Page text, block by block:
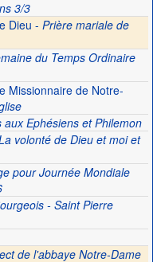
3/3
Dieu - Prière mariale de
du Temps Ordinaire
Missionnaire de Notre-
Ephésiens et Philemon
volonté de Dieu et moi et
pour Journée Mondiale
- Saint Pierre
de l'abbaye Notre-Dame